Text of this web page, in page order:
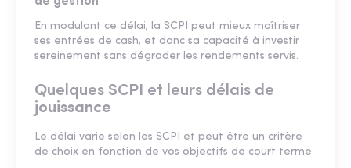
En modulant ce délai, la SCPI peut mieux maîtriser
ses entrées de cash, et donc sa capacité à investir
sereinement sans dégrader les rendements servis.
Quelques SCPI et leurs délais de
jouissance
Le délai varie selon les SCPI et peut être un critère
de choix en fonction de vos objectifs de court terme.